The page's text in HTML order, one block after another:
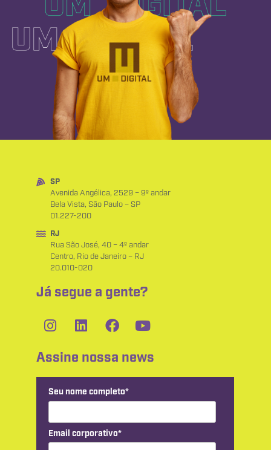
SP
Avenida Angélica, 2529 – 9º andar
Bela Vista, São Paulo – SP
01.227-200
RJ
Rua São José, 40 – 4º andar
Centro, Rio de Janeiro – RJ
20.010-020
Já segue a gente?
Assine nossa news
Seu nome completo*
Email corporativo*